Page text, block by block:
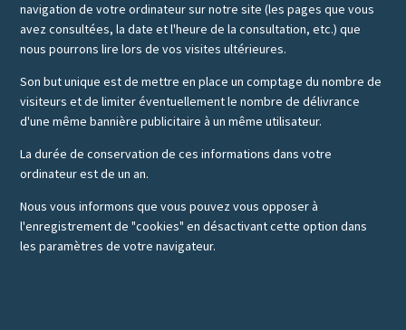
navigation de votre ordinateur sur notre site (les pages que vous
avez consultées, la date et l'heure de la consultation, etc.) que
nous pourrons lire lors de vos visites ultérieures.
Son but unique est de mettre en place un comptage du nombre de
visiteurs et de limiter éventuellement le nombre de délivrance
d'une même bannière publicitaire à un même utilisateur.
La durée de conservation de ces informations dans votre
ordinateur est de un an.
Nous vous informons que vous pouvez vous opposer à
l'enregistrement de "cookies" en désactivant cette option dans
les paramètres de votre navigateur.